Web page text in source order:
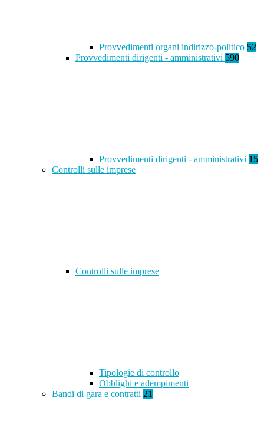
Provvedimenti organi indirizzo-politico 52
Provvedimenti dirigenti - amministrativi 590
Provvedimenti dirigenti - amministrativi 15
Controlli sulle imprese
Controlli sulle imprese
Tipologie di controllo
Obblighi e adempimenti
Bandi di gara e contratti 21